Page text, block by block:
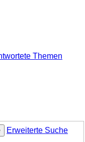
Themen
Erweiterte Suche